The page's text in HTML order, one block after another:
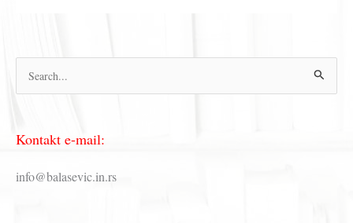
р
т
р
Kontakt e-mail:
info@balasevic.in.rs